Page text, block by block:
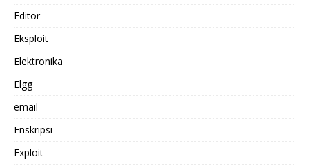
Editor
Eksploit
Elektronika
Elgg
email
Enskripsi
Exploit